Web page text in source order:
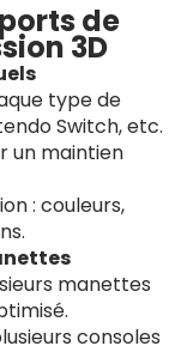
de
3D
type de
Switch, etc.
un maintien
: couleurs,
manettes
consoles